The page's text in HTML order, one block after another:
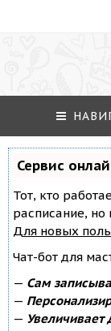
Сервис
Тот, кто
расписание,
Для новых
Чат-бот для
— Сам
—
— Увеличивает